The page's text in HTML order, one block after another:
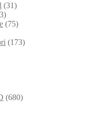
(31)
(75)
(173)
(680)